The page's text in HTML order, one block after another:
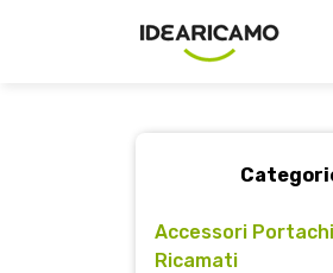
Accessori
Ricamati